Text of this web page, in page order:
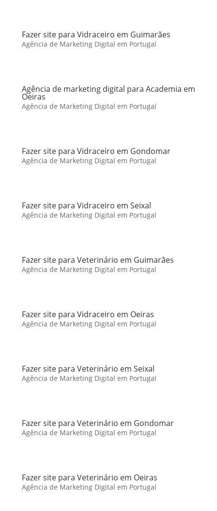
Fazer site para Vidraceiro em Guimarães
Agência de Marketing Digital em Portugal
Agência de marketing digital para Academia em
Oeiras
Agência de Marketing Digital em Portugal
Fazer site para Vidraceiro em Gondomar
Agência de Marketing Digital em Portugal
Fazer site para Vidraceiro em Seixal
Agência de Marketing Digital em Portugal
Fazer site para Veterinário em Guimarães
Agência de Marketing Digital em Portugal
Fazer site para Vidraceiro em Oeiras
Agência de Marketing Digital em Portugal
Fazer site para Veterinário em Seixal
Agência de Marketing Digital em Portugal
Fazer site para Veterinário em Gondomar
Agência de Marketing Digital em Portugal
Fazer site para Veterinário em Oeiras
Agência de Marketing Digital em Portugal